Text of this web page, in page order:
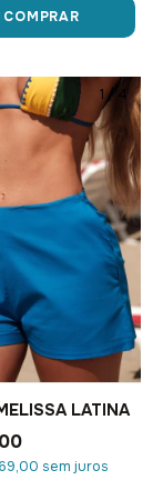
COMPRAR
1/4
LATINA
sem juros